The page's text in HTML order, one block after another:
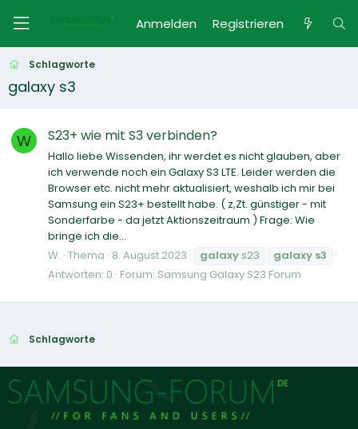
Anmelden Registrieren
Schlagworte
galaxy s3
W S23+ wie mit S3 verbinden?
Hallo liebe Wissenden, ihr werdet es nicht glauben, aber
ich verwende noch ein Galaxy S3 LTE. Leider werden die
Browser etc. nicht mehr aktualisiert, weshalb ich mir bei
Samsung ein S23+ bestellt habe. ( z,Zt. günstiger - mit
Sonderfarbe - da jetzt Aktionszeitraum ) Frage: Wie
bringe ich die...
W. Thema 8. August 2023 galaxy s23 galaxy s3
Antworten: 0 Forum: Samsung Galaxy S23 Forum
Schlagworte